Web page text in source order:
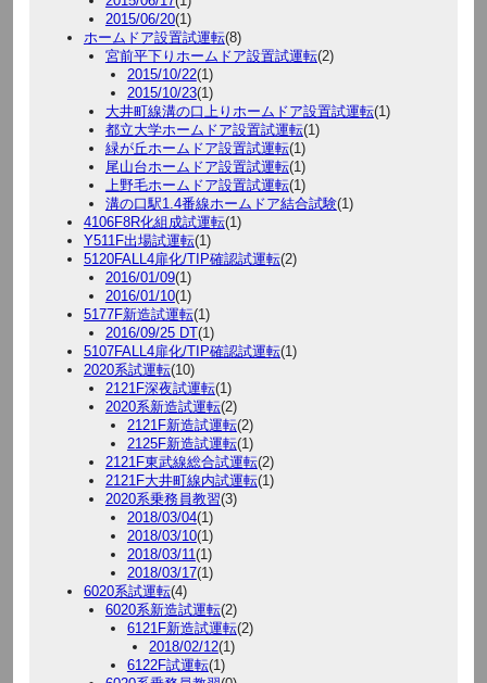
2015/06/20(1)
ホームドア設置試運転(8)
宮前平下りホームドア設置試運転(2)
2015/10/22(1)
2015/10/23(1)
大井町線溝の口上りホームドア設置試運転(1)
都立大学ホームドア設置試運転(1)
緑が丘ホームドア設置試運転(1)
尾山台ホームドア設置試運転(1)
上野毛ホームドア設置試運転(1)
溝の口駅1.4番線ホームドア結合試験(1)
4106F8R化組成試運転(1)
Y511F出場試運転(1)
5120FALL4扉化/TIP確認試運転(2)
2016/01/09(1)
2016/01/10(1)
5177F新造試運転(1)
2016/09/25 DT(1)
5107FALL4扉化/TIP確認試運転(1)
2020系試運転(10)
2121F深夜試運転(1)
2020系新造試運転(2)
2121F新造試運転(2)
2125F新造試運転(1)
2121F東武線総合試運転(2)
2121F大井町線内試運転(1)
2020系乗務員教習(3)
2018/03/04(1)
2018/03/10(1)
2018/03/11 (1)
2018/03/17(1)
6020系試運転(4)
6020系新造試運転(2)
6121F新造試運転(2)
2018/02/12(1)
6122F試運転(1)